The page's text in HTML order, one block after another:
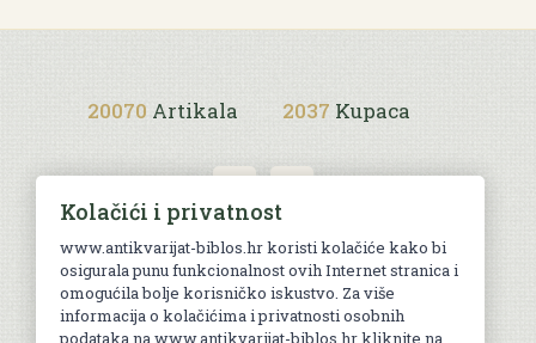
20070 Artikala 2037 Kupaca
Uvjeti kupnje
Kolačići i privatnost
www.antikvarijat-biblos.hr koristi kolačiće kako bi
osigurala punu funkcionalnost ovih Internet stranica i
omogućila bolje korisničko iskustvo. Za više
informacija o kolačićima i privatnosti osobnih
podataka na www.antikvarijat-biblos.hr kliknite na